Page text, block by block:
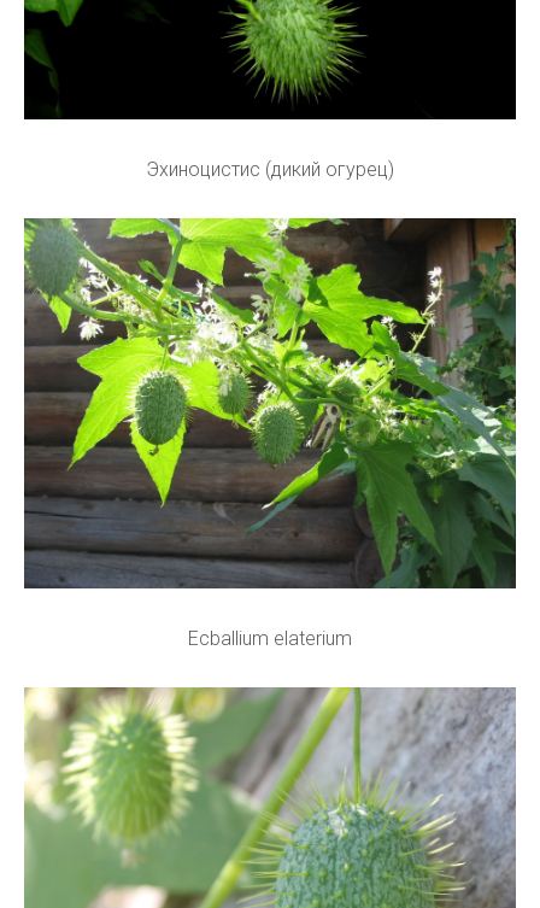
Эхиноцистис (дикий огурец)
Ecballium elaterium